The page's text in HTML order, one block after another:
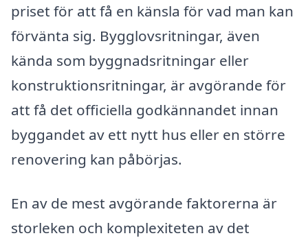
priset för att få en känsla för vad man kan
förvänta sig. Bygglovsritningar, även
kända som byggnadsritningar eller
konstruktionsritningar, är avgörande för
att få det officiella godkännandet innan
byggandet av ett nytt hus eller en större
renovering kan påbörjas.
En av de mest avgörande faktorerna är
storleken och komplexiteten av det